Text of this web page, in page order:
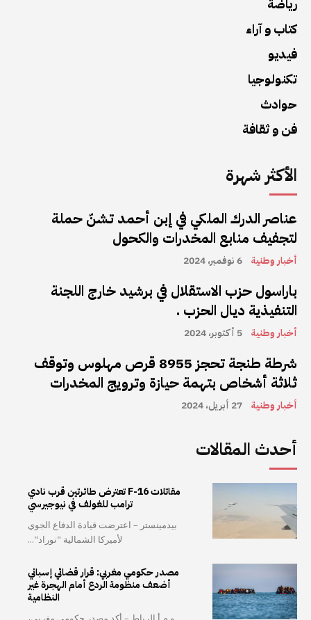
رياضة
كتاب و آراء
فيديو
تكنولوجيا
حوادث
فن و ثقافة
الأكثر شهرة
عناصر الدرك الملكي في إبن أحمد تشنّ حملة
لتجفيف منابع المخدرات والكحول
أخبار وطنية 6 نوفمبر، 2024
باراسول حزب الاستقلال في برشيد خارج اللجنة
التنفيذية ديال الحزب .
أخبار وطنية 5 أكتوبر، 2024
شرطة طنجة تحجز 8955 قرص مهلوس وتوقف
ثلاثة أشخاص بتهمة حيازة وترويج المخدرات
أخبار وطنية 27 أبريل، 2024
أحدث المقالات
مقاتلات F-16 تعترض طائرتين قرب نادي
ترامب للغولف في نيوجيرسي
بيدمينستر – اعترضت قيادة الدفاع الجوي
لأميركا الشمالية "نوراد"...
مصدر حكومي مغربي: قرار قضائي إسباني
أضعف منظومة الردع أمام الهجرة غير
النظامية